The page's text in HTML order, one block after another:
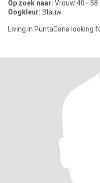
Op zoek naar: Vrouw 40 - 58
Oogkleur: Blauw
Living in